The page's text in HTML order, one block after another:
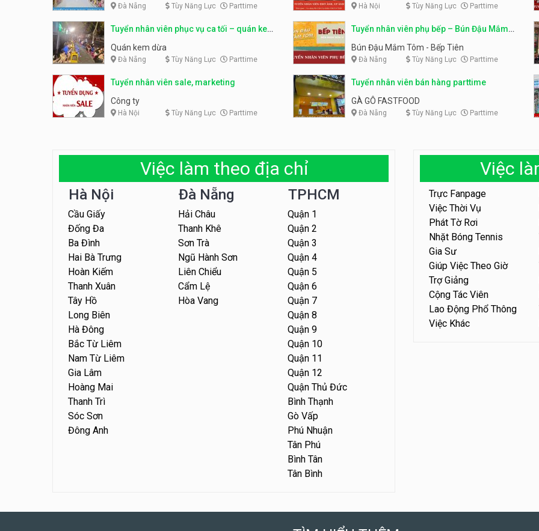
Đà Nẵng Tùy Năng Lực Parttime Hà Nội Tùy Năng Lực Parttime
Tuyển nhân viên phục vụ ca tối – quán kem
dừa
Quán kem dừa
Đà Nẵng Tùy Năng Lực Parttime
Tuyển nhân viên phụ bếp – Bún Đậu Mắm
Tôm – Bếp Tiên
Bún Đậu Mắm Tôm - Bếp Tiên
Đà Nẵng Tùy Năng Lực Parttime
Tuyển nhân viên sale, marketing
Công ty
Hà Nội Tùy Năng Lực Parttime
Tuyển nhân viên bán hàng parttime
GÀ GÔ FASTFOOD
Đà Nẵng Tùy Năng Lực Parttime
Việc làm theo địa chỉ
Hà Nội
Cầu Giấy
Đống Đa
Ba Đình
Hai Bà Trưng
Hoàn Kiếm
Thanh Xuân
Tây Hồ
Long Biên
Hà Đông
Bắc Từ Liêm
Nam Từ Liêm
Gia Lâm
Hoàng Mai
Thanh Trì
Sóc Sơn
Đông Anh
Đà Nẵng
Hải Châu
Thanh Khê
Sơn Trà
Ngũ Hành Sơn
Liên Chiểu
Cẩm Lệ
Hòa Vang
TPHCM
Quận 1
Quận 2
Quận 3
Quận 4
Quận 5
Quận 6
Quận 7
Quận 8
Quận 9
Quận 10
Quận 11
Quận 12
Quận Thủ Đức
Bình Thạnh
Gò Vấp
Phú Nhuận
Tân Phú
Bình Tân
Tân Bình
Việc
Trực Fanpage
Việc Thời Vụ
Phát Tờ Rơi
Nhặt Bóng Tennis
Gia Sư
Giúp Việc Theo Giờ
Trợ Giảng
Cộng Tác Viên
Lao Động Phổ Thông
Việc Khác